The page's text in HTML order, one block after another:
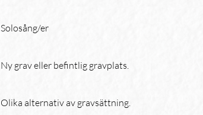
Solosång/er
Ny grav eller befintlig gravplats.
Olika alternativ av gravsättning.